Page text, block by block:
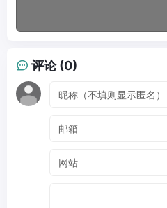
评论 (0)